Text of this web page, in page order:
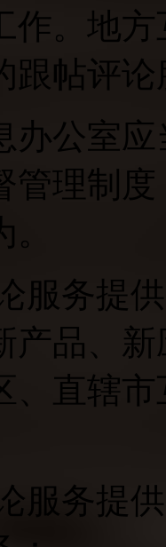
作。地
跟帖评
办公室
管理制
服务提
产品、
、直辖
服务提